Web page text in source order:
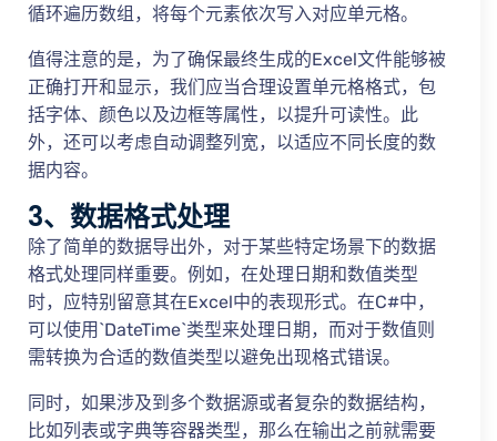
循环遍历数组，将每个元素依次写入对应单元格。
值得注意的是，为了确保最终生成的Excel文件能够被
正确打开和显示，我们应当合理设置单元格格式，包
括字体、颜色以及边框等属性，以提升可读性。此
外，还可以考虑自动调整列宽，以适应不同长度的数
据内容。
3、数据格式处理
除了简单的数据导出外，对于某些特定场景下的数据
格式处理同样重要。例如，在处理日期和数值类型
时，应特别留意其在Excel中的表现形式。在C#中，
可以使用`DateTime`类型来处理日期，而对于数值则
需转换为合适的数值类型以避免出现格式错误。
同时，如果涉及到多个数据源或者复杂的数据结构，
比如列表或字典等容器类型，那么在输出之前就需要